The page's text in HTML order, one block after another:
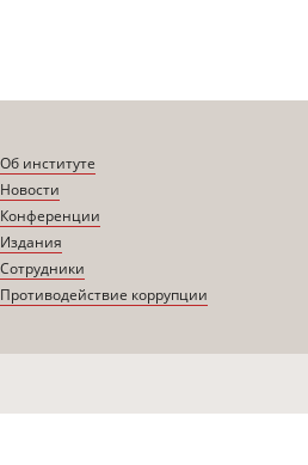
Об институте
Новости
Конференции
Издания
Сотрудники
Противодействие коррупции